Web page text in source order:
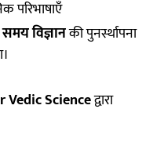
परिभाषाएँ
विज्ञानकी पुनर्स्थापना
Scienceद्वारा